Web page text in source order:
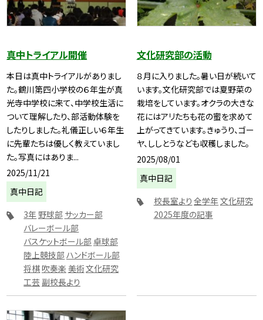
真中トライアル開催
本日は真中トライアルがありまし
た。鶴川第四小学校の６年生が真
光寺中学校に来て、中学校生活に
ついて理解したり、部活動体験を
したりしました。礼儀正しい６年生
に先輩たちは優しく教えていまし
た。写真にはありま...
2025/11/21
真中日記
3年 野球部 サッカー部
バレーボール部
バスケットボール部 卓球部
陸上競技部 ハンドボール部
将棋吹奏楽 美術文化研究
工芸 副校長より
文化研究部の活動
８月に入りました。暑い日が続いて
います。文化研究部では夏野菜の
栽培をしています。オクラの大きな
花にはアリたちも花の蜜を求めて
上がってきています。きゅうり、ゴー
ヤ、ししとうなども収穫しました。
2025/08/01
真中日記
校長室より 全学年文化研究
2025年度の記事